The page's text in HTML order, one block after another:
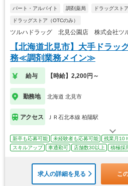
パート・アルバイト 調剤薬局 ドラッグスト
ドラッグストア（OTCのみ）
ツルハドラッグ 北見公園店 株式会社ツ
【北海道北見市】大手ドラッ
務≪調剤業務メイン≫
給与 【時給】2,200円～
勤務地 北海道 北見市
アクセス ＪＲ石北本線 柏陽駅
新卒も応募可能 未経験者も応募可能 残業月10
スキルアップ
車通勤可 店舗数30以上 積極採
求人の詳細を見る こ